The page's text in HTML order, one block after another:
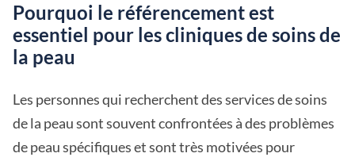
Pourquoi le référencement est
essentiel pour les cliniques de soins de
la peau
Les personnes qui recherchent des services de soins
de la peau sont souvent confrontées à des problèmes
de peau spécifiques et sont très motivées pour